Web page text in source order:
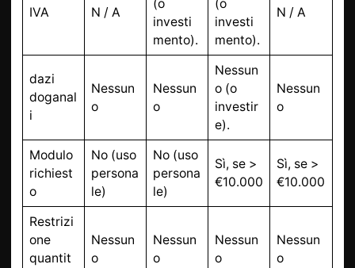
IVA N / A
(o
investi
mento).
(o
investi
mento).
N / A
dazi
doganal
i
Nessun
o
Nessun
o
Nessun
o (o
investir
e).
Nessun
o
Modulo
richiest
o
No (uso
persona
le)
No (uso
persona
le)
Sì, se >
€10.000
Sì, se >
€10.000
Restrizi
one
quantit
Nessun
o
Nessun
o
Nessun
o
Nessun
o